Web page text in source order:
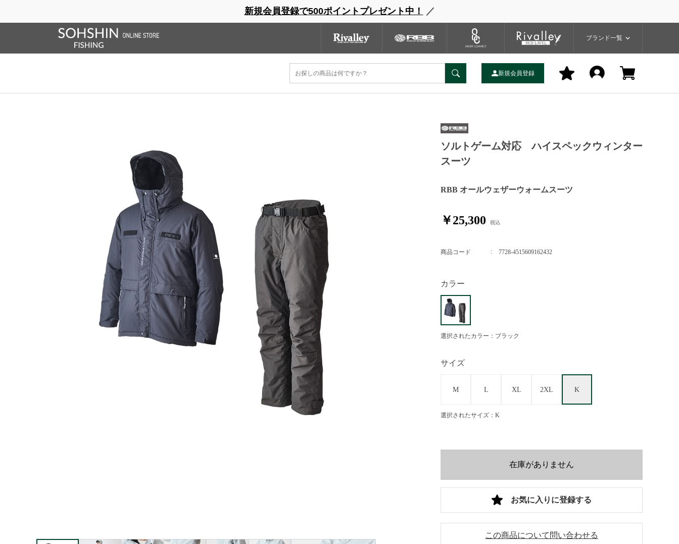
新規会員登録で500ポイントプレゼント中！ ／
ブランド一覧
ブランドサイト 商品一覧 ブランドサイト
新規会員登録
ウェーダー レインウェア フットウェア グローブ キャップ
RBB > RBB オールウェザーウォームスーツ
ソルトゲーム対応 ハイスペックウィンター
スーツ
RBB オールウェザーウォームスーツ
￥25,300
商品コード 7728-4515609162432
カラー
選択されたカラー：ブラック
サイズ
M L XL 2XL K
選択されたサイズ：K
在庫がありません
この商品について問い合わせる
お気に入りに登録する